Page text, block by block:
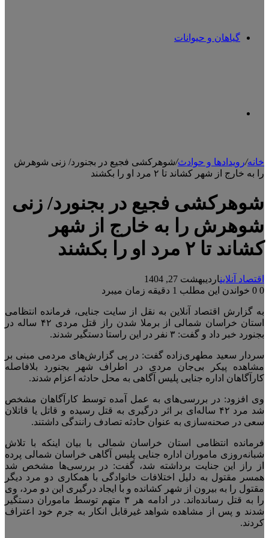
گیاهان و حیوانات
پوسته
خانه/رویدادها و حوادث/شوهرکشی فجیع در بجنورد/ زنی شوهرش
را به خارج از شهر کشاند تا ۲ مرد او را بکشند
شوهرکشی فجیع در بجنورد/ زنی
شوهرش را به خارج از شهر
کشاند تا ۲ مرد او را بکشند
اقتصاد آنلایناردیبهشت 27, 1404
0
خواندن این مطلب 1 دقیقه زمان میبرد
به گزارش اقتصاد آنلاین به نقل از سایت جنایی، فرمانده انتظامی
استان خراسان شمالی از برملا شدن راز قتل مردی ۴۲ ساله در
بجنورد خبر داد و گفت: ۳ نفر در این راستا دستگیر شدند.
سردار سعید مطهری‌زاده گفت: در پی گزارش‌های مردمی مبنی بر
مشاهده پیکر بی‌جان مردی در اطراف شهر بجنورد بلافاصله
کارآگاهان اداره جنایی پلیس آگاهی به محل حادثه اعزام شدند.
وی افزود: در بررسی‌های به عمل آمده توسط کارآگاهان مشخص
شد مرد ۴۲ ساله‌ای بر اثر درگیری به قتل رسیده و قاتل یا قاتلان
سعی در صحنه‌سازی به عنوان حادثه تصادف رانندگی داشتند.
فرمانده انتظامی استان خراسان شمالی با بیان اینکه با تلاش
شبانه‌روزی ماموران اداره جنایی پلیس آگاهی خراسان شمالی پرده
از راز این جنایت برداشته شد، گفت: در بررسی‌ها مشخص شد
همسر مقتول به دلیل اختلافات خانوادگی با همکاری دو مرد دیگر
مقتول را به بیرون از شهر کشانده و با ایجاد درگیری این دو مرد، وی
را به قتل رسانده‌اند. در ادامه هر ۳ متهم توسط ماموران دستگیر
شدند و پس از مشاهده شواهد غیرقابل انکار به جرم خود اعتراف
کردند.